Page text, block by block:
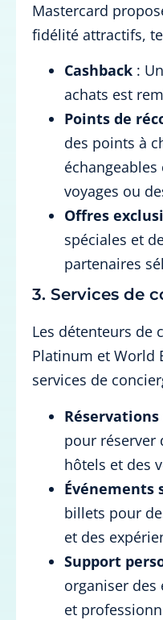
Mastercard
fidélité attractifs,
Cashback :
achats est
Points de
des points à
voyages ou
Offres
spéciales et
partenaires
3. Services de
Les détenteurs de
Platinum et World
services de
Réservations
pour réserver
hôtels et des
Événements
billets pour
et des
Support
organiser des
et